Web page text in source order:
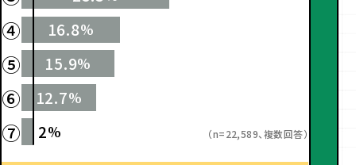
④ 16.8%
⑤ 15.9%
⑥ 12.7%
⑦ 2% （n=22,589、複数回答）